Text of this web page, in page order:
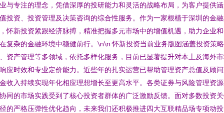
与专注的理念，凭借深厚的投研能力和灵活的战略布局，为客户提供
投资、投资管理及决策咨询的综合性服务。作为一家根植于深圳的金
怀新投资紧跟经济脉搏，精准把握多元市场中的增值机遇，助力企业
复杂的金融环境中稳健前行。\n\n 怀新投资当前业务版图涵盖投资策
资产管理等多领域，依托多样化服务，目前已显著提升对本土及海外
应时效和专业定价能力。近些年的扎实运营已帮助管理资产总值及顾
收入持续实现年化相应理想增长至更高水平。各类证券与风险管理资
同的市场实践受到了核心投资者群体的广泛激励反馈。面对多数投资
的严格压弹性优化趋向，未来我们还积极推进四大互联精品场专项动